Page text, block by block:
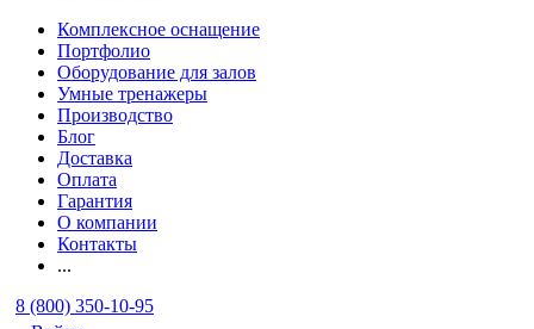
Комплексное оснащение
Портфолио
Оборудование для залов
Умные тренажеры
Производство
Блог
Доставка
Оплата
Гарантия
О компании
Контакты
...
8 (800) 350-10-95